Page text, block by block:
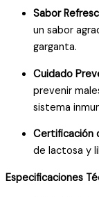
Sabor
un sabor
garganta.
Cuidado
prevenir
sistema
Certificación
de lactosa y
Especificaciones